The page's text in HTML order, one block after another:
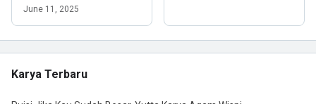
June 11, 2025
Karya Terbaru